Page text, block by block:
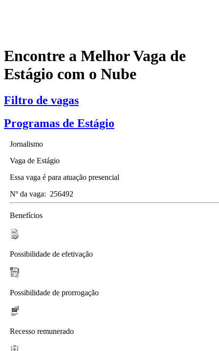
Encontre a Melhor Vaga de
Estágio com o Nube
Filtro de vagas
Programas de Estágio
Jornalismo
Vaga de Estágio
Essa vaga é para atuação presencial
Nº da vaga: 256492
Benefícios
Possibilidade de efetivação
Possibilidade de prorrogação
Recesso remunerado